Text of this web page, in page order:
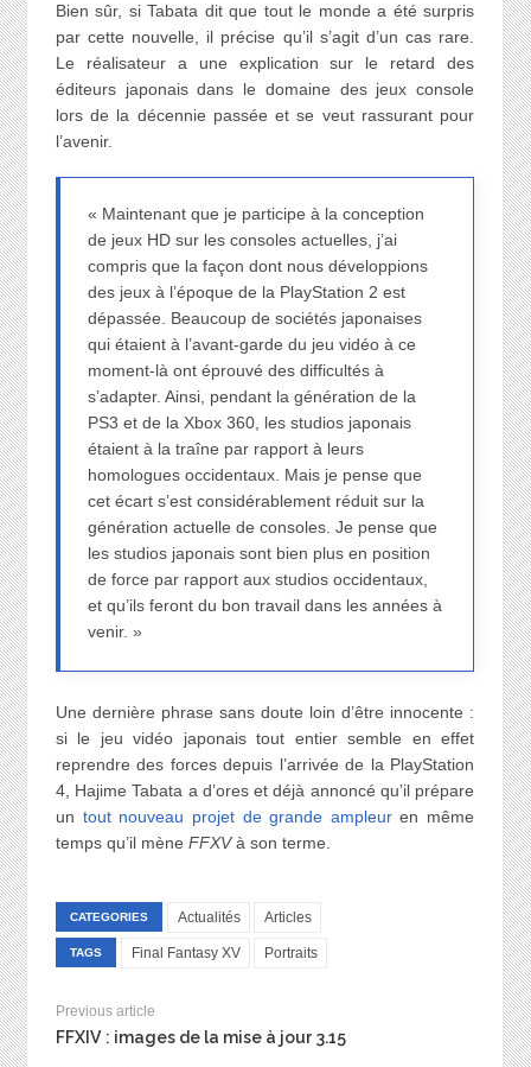
Bien sûr, si Tabata dit que tout le monde a été surpris
par cette nouvelle, il précise qu’il s’agit d’un cas rare.
Le réalisateur a une explication sur le retard des
éditeurs japonais dans le domaine des jeux console
lors de la décennie passée et se veut rassurant pour
l’avenir.
« Maintenant que je participe à la conception
de jeux HD sur les consoles actuelles, j’ai
compris que la façon dont nous développions
des jeux à l’époque de la PlayStation 2 est
dépassée. Beaucoup de sociétés japonaises
qui étaient à l’avant-garde du jeu vidéo à ce
moment-là ont éprouvé des difficultés à
s’adapter. Ainsi, pendant la génération de la
PS3 et de la Xbox 360, les studios japonais
étaient à la traîne par rapport à leurs
homologues occidentaux. Mais je pense que
cet écart s’est considérablement réduit sur la
génération actuelle de consoles. Je pense que
les studios japonais sont bien plus en position
de force par rapport aux studios occidentaux,
et qu’ils feront du bon travail dans les années à
venir. »
Une dernière phrase sans doute loin d’être innocente :
si le jeu vidéo japonais tout entier semble en effet
reprendre des forces depuis l’arrivée de la PlayStation
4, Hajime Tabata a d’ores et déjà annoncé qu’il prépare
un tout nouveau projet de grande ampleuren même
temps qu’il mène FFXVà son terme.
CATEGORIES Actualités Articles
TAGS Final Fantasy XV Portraits
Previous article
FFXIV : images de la mise à jour 3.15